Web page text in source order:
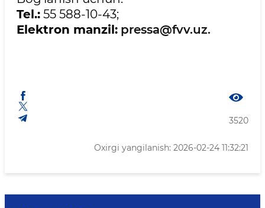
Tel.: 55 588-10-43;
Elektron manzil: pressa@fvv.uz.
3520
Oxirgi yangilanish: 2026-02-24 11:32:21